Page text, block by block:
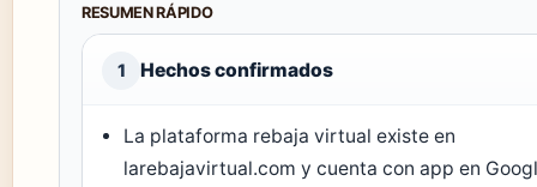
RESUMEN RÁPIDO
1 Hechos confirmados
La plataforma rebaja virtual existe en
larebajavirtual.com y cuenta con app en